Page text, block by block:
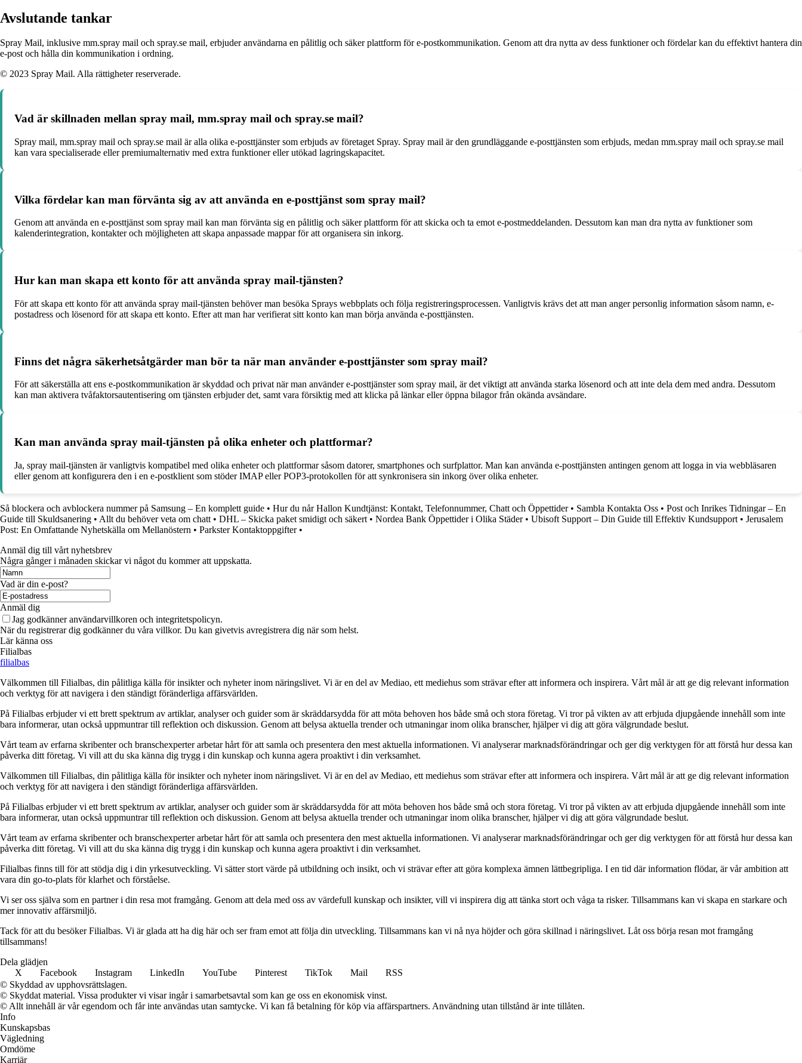
Avslutande tankar
Spray Mail, inklusive mm.spray mail och spray.se mail, erbjuder användarna en pålitlig och säker plattform för e-postkommunikation. Genom att dra nytta av dess funktioner och fördelar kan du effektivt hantera din
e-post och hålla din kommunikation i ordning.
© 2023 Spray Mail. Alla rättigheter reserverade.
Vad är skillnaden mellan spray mail, mm.spray mail och spray.se mail?
Spray mail, mm.spray mail och spray.se mail är alla olika e-posttjänster som erbjuds av företaget Spray. Spray mail är den grundläggande e-posttjänsten som erbjuds, medan mm.spray mail och spray.se mail
kan vara specialiserade eller premiumalternativ med extra funktioner eller utökad lagringskapacitet.
Vilka fördelar kan man förvänta sig av att använda en e-posttjänst som spray mail?
Genom att använda en e-posttjänst som spray mail kan man förvänta sig en pålitlig och säker plattform för att skicka och ta emot e-postmeddelanden. Dessutom kan man dra nytta av funktioner som
kalenderintegration, kontakter och möjligheten att skapa anpassade mappar för att organisera sin inkorg.
Hur kan man skapa ett konto för att använda spray mail-tjänsten?
För att skapa ett konto för att använda spray mail-tjänsten behöver man besöka Sprays webbplats och följa registreringsprocessen. Vanligtvis krävs det att man anger personlig information såsom namn, e-
postadress och lösenord för att skapa ett konto. Efter att man har verifierat sitt konto kan man börja använda e-posttjänsten.
Finns det några säkerhetsåtgärder man bör ta när man använder e-posttjänster som spray mail?
För att säkerställa att ens e-postkommunikation är skyddad och privat när man använder e-posttjänster som spray mail, är det viktigt att använda starka lösenord och att inte dela dem med andra. Dessutom
kan man aktivera tvåfaktorsautentisering om tjänsten erbjuder det, samt vara försiktig med att klicka på länkar eller öppna bilagor från okända avsändare.
Kan man använda spray mail-tjänsten på olika enheter och plattformar?
Ja, spray mail-tjänsten är vanligtvis kompatibel med olika enheter och plattformar såsom datorer, smartphones och surfplattor. Man kan använda e-posttjänsten antingen genom att logga in via webbläsaren
eller genom att konfigurera den i en e-postklient som stöder IMAP eller POP3-protokollen för att synkronisera sin inkorg över olika enheter.
Så blockera och avblockera nummer på Samsung – En komplett guide • Hur du når Hallon Kundtjänst: Kontakt, Telefonnummer, Chatt och Öppettider• Sambla Kontakta Oss • Post och Inrikes Tidningar – En
Guide till Skuldsanering • Allt du behöver veta om chatt • DHL – Skicka paket smidigt och säkert • Nordea Bank Öppettider i Olika Städer• Ubisoft Support – Din Guide till Effektiv Kundsupport • Jerusalem
Post: En Omfattande Nyhetskälla om Mellanöstern • Parkster Kontaktoppgifter•
Anmäl dig till vårt nyhetsbrev
Några gånger i månaden skickar vi något du kommer att uppskatta.
Vad är din e-post?
Anmäl dig
Jag godkänner användarvillkoren och integritetspolicyn.
När du registrerar dig godkänner du våra villkor. Du kan givetvis avregistrera dig när som helst.
Lär känna oss
Filialbas
filialbas
Välkommen till Filialbas, din pålitliga källa för insikter och nyheter inom näringslivet. Vi är en del av Mediao, ett mediehus som strävar efter att informera och inspirera. Vårt mål är att ge dig relevant information
och verktyg för att navigera i den ständigt föränderliga affärsvärlden.
På Filialbas erbjuder vi ett brett spektrum av artiklar, analyser och guider som är skräddarsydda för att möta behoven hos både små och stora företag. Vi tror på vikten av att erbjuda djupgående innehåll som inte
bara informerar, utan också uppmuntrar till reflektion och diskussion. Genom att belysa aktuella trender och utmaningar inom olika branscher, hjälper vi dig att göra välgrundade beslut.
Vårt team av erfarna skribenter och branschexperter arbetar hårt för att samla och presentera den mest aktuella informationen. Vi analyserar marknadsförändringar och ger dig verktygen för att förstå hur dessa kan
påverka ditt företag. Vi vill att du ska känna dig trygg i din kunskap och kunna agera proaktivt i din verksamhet.
Välkommen till Filialbas, din pålitliga källa för insikter och nyheter inom näringslivet. Vi är en del av Mediao, ett mediehus som strävar efter att informera och inspirera. Vårt mål är att ge dig relevant information
och verktyg för att navigera i den ständigt föränderliga affärsvärlden.
På Filialbas erbjuder vi ett brett spektrum av artiklar, analyser och guider som är skräddarsydda för att möta behoven hos både små och stora företag. Vi tror på vikten av att erbjuda djupgående innehåll som inte
bara informerar, utan också uppmuntrar till reflektion och diskussion. Genom att belysa aktuella trender och utmaningar inom olika branscher, hjälper vi dig att göra välgrundade beslut.
Vårt team av erfarna skribenter och branschexperter arbetar hårt för att samla och presentera den mest aktuella informationen. Vi analyserar marknadsförändringar och ger dig verktygen för att förstå hur dessa kan
påverka ditt företag. Vi vill att du ska känna dig trygg i din kunskap och kunna agera proaktivt i din verksamhet.
Filialbas finns till för att stödja dig i din yrkesutveckling. Vi sätter stort värde på utbildning och insikt, och vi strävar efter att göra komplexa ämnen lättbegripliga. I en tid där information flödar, är vår ambition att
vara din go-to-plats för klarhet och förståelse.
Vi ser oss själva som en partner i din resa mot framgång. Genom att dela med oss av värdefull kunskap och insikter, vill vi inspirera dig att tänka stort och våga ta risker. Tillsammans kan vi skapa en starkare och
mer innovativ affärsmiljö.
Tack för att du besöker Filialbas. Vi är glada att ha dig här och ser fram emot att följa din utveckling. Tillsammans kan vi nå nya höjder och göra skillnad i näringslivet. Låt oss börja resan mot framgång
tillsammans!
Dela glädjen
X
Facebook Instagram LinkedIn YouTube Pinterest TikTok Mail
RSS
© Skyddad av upphovsrättslagen.
© Skyddat material. Vissa produkter vi visar ingår i samarbetsavtal som kan ge oss en ekonomisk vinst.
© Allt innehåll är vår egendom och får inte användas utan samtycke. Vi kan få betalning för köp via affärspartners. Användning utan tillstånd är inte tillåten.
Info
Kunskapsbas
Vägledning
Omdöme
Karriär